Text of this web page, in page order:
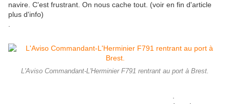
navire. C'est frustrant. On nous cache tout. (voir en fin d'article
plus d'info)
L'Aviso Commandant-L'Herminier F791 rentrant au port à Brest.